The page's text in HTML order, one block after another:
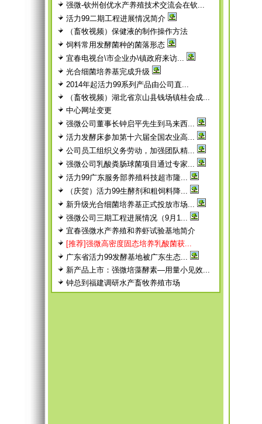
强微-钦州创优水产养殖技术交流会在钦...
活力99二期工程进展情况简介
（畜牧视频）保健液的制作操作方法
饲料常用发酵菌种的菌落形态
宜春电视台\市企业办\镇政府来访...
光合细菌培养基完成升级
2014年起活力99系列产品由公司直...
（畜牧视频）湖北省京山县钱场镇桂会成...
中心网址变更
强微公司董事长钟启平先生到马来西...
活力发酵床参加第十六届全国农业高...
公司员工组织义务劳动，加强团队精...
强微公司乳酸粪肠球菌项目通过专家...
活力99广东服务部养殖科技超市隆...
（庆贺）活力99生酵剂和粗饲料降...
新升级光合细菌培养基正式投放市场...
强微公司三期工程进展情况（9月1...
宜春强微水产养殖和养虾试验基地简介
[推荐]强微高密度固态培养乳酸菌获...
广东省活力99发酵基地被广东生态...
新产品上市：强微培藻酵素—用量小见效...
钟总到福建调研水产畜牧养殖市场